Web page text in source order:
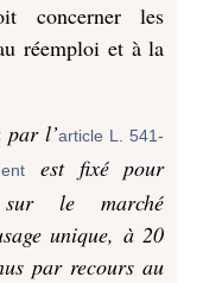
concerner les
réemploi et à la
par l’article L. 541-
est fixé pour
sur le marché
unique, à 20
par recours au